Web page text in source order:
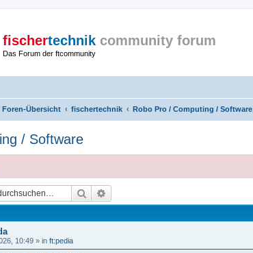
fischertechnik community forum
Das Forum der ftcommunity
Foren-Übersicht fischertechnik Robo Pro / Computing / Software
/ Software
Suche
10:49 » in ft:pedia